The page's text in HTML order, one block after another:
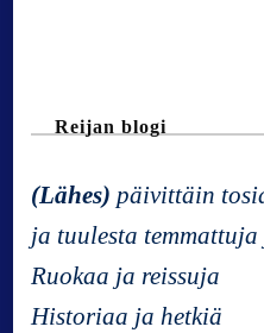
v
i
Reijan blogi
(Lähes) päivittäin
ja tuulesta
Ruokaa ja reissuja
Historiaa ja hetkiä